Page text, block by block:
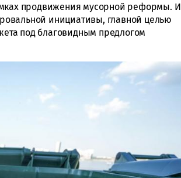
продвижения мусорной реформы. И
инициативы, главной целью
под благовидным предлогом